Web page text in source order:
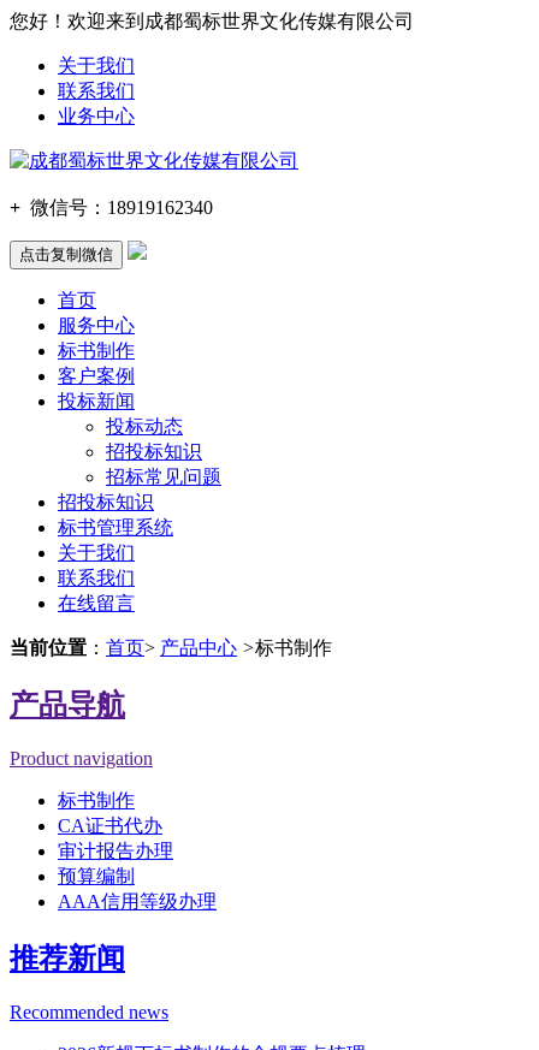
您好！欢迎来到成都蜀标世界文化传媒有限公司
关于我们
联系我们
业务中心
+ 微信号： 18919162340
点击复制微信
首页
服务中心
标书制作
客户案例
投标新闻
投标动态
招投标知识
招标常见问题
招投标知识
标书管理系统
关于我们
联系我们
在线留言
当前位置 ： 首页> 产品中心 >标书制作
产品导航
Product navigation
标书制作
CA证书代办
审计报告办理
预算编制
AAA信用等级办理
推荐新闻
Recommended news